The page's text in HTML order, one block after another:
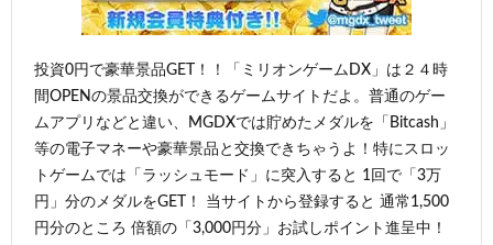
投資0円で豪華景品GET！！「ミリオンゲームDX」は２４時
間OPENの景品交換ができるゲームサイトだよ。普通のゲー
ムアプリなどと違い、MGDXでは貯めたメダルを「Bitcash」
等の電子マネーや豪華景品と交換できちゃうよ！特にスロッ
トゲームでは「ラッシュモード」に突入すると 1回で「3万
円」分のメダルをGET！ 当サイトから登録すると 通常1,500
円分のところ 倍額の「3,000円分」お試しポイント進呈中！